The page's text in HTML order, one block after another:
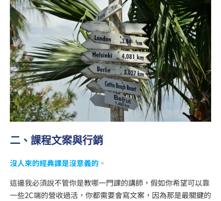
二、課程文案與行銷
沒人來的經典課是沒意義的 。
這邊我必須說不管你是教哪一門課的講師，假如你希望可以靠
一些2C端的營收過活，你都需要會寫文案，因為那是最關鍵的